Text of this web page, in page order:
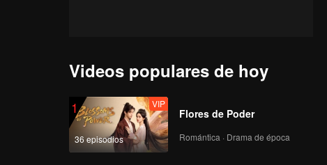
Videos populares de hoy
1
36 episodios
VIP
Flores de Poder
Romántica · Drama de época